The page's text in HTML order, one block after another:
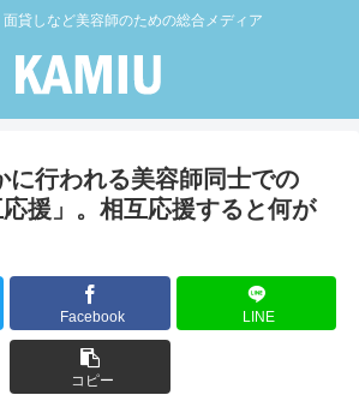
貸しなど美容師のための総合メディア
行われる美容師同士での
応援」。相互応援すると何が
Facebook LINE
コピー